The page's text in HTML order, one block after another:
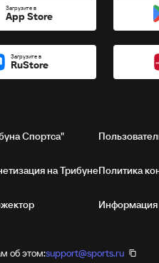
Загрузите в
App Store
Загрузите в
RuStore
Спортса"
на ТрибунеПолитика
Информация
об этом:support@sports.ru